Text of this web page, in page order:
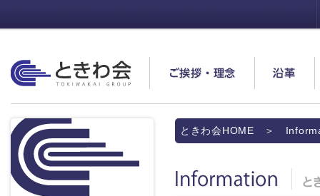
ご挨拶・理念 沿革
ときわ会HOME ＞
Information